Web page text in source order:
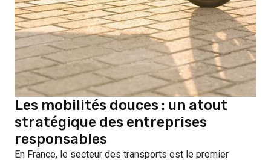
Les mobilités douces : un atout
stratégique des entreprises
responsables
En France, le secteur des transports est le premier